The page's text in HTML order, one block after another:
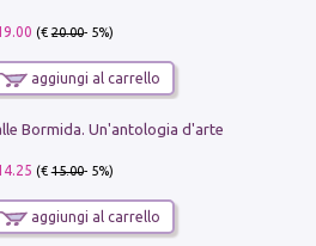
(€20.00- 5%)
aggiungi al carrello
Bormida. Un'antologia d'arte
(€15.00- 5%)
aggiungi al carrello